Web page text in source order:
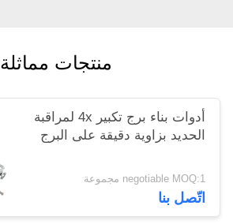
منتجات مماثلة
أدوات بناء برج تكبير 4x لمراقبة
الحديد بزاوية دقيقة على البرج
negotiable MOQ:1 مجموعة
اتّصل بنا